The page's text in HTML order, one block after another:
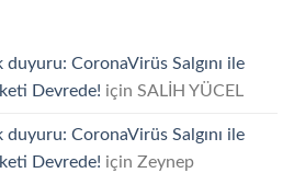
duyuru: CoronaVirüs Salgını ile
Devrede! için SALİH YÜCEL
duyuru: CoronaVirüs Salgını ile
Devrede! için Zeynep